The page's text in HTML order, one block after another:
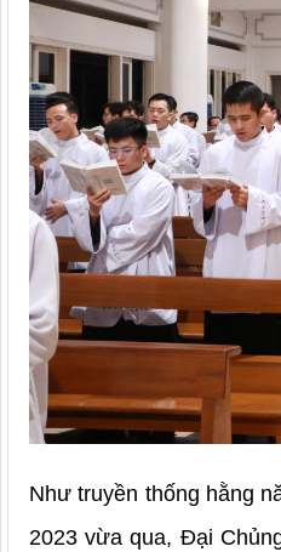
Như truyền thống hằng
2023 vừa qua, Đại